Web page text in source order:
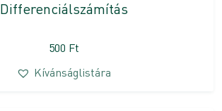
Differenciálszámítás
500 Ft
Kívánságlistára